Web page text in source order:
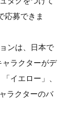
応募できま
ンは、日本で
ラクターがデ
イエロー」、
ラクターのバ